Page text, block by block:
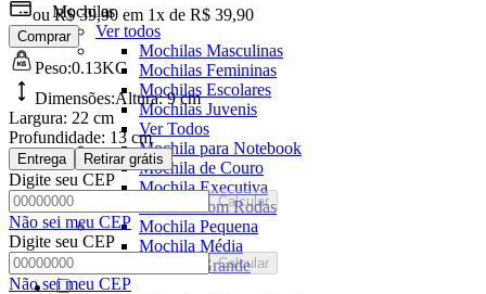
Mochilas
Ver todos
Mochilas Masculinas
Mochilas Femininas
Mochilas Escolares
Mochilas Juvenis
Ver Todos
Mochila para Notebook
Mochila de Couro
Mochila Executiva
Mochila com Rodas
Mochila Pequena
Mochila Média
Mochila Grande
ouR$ 39,90 em 1x de R$ 39,90
Comprar
Peso:0.13KG
Dimensões:Altura: 9 cm
Largura: 22 cm
Profundidade: 13 cm
Entrega Retirar grátis
Digite seu CEP
Calcular
Não sei meu CEP
Digite seu CEP
Calcular
Não sei meu CEP